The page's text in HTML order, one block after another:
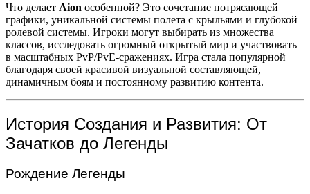
Что делает Aion особенной? Это сочетание потрясающей
графики, уникальной системы полета с крыльями и глубокой
ролевой системы. Игроки могут выбирать из множества
классов, исследовать огромный открытый мир и участвовать
в масштабных PvP/PvE-сражениях. Игра стала популярной
благодаря своей красивой визуальной составляющей,
динамичным боям и постоянному развитию контента.
История Создания и Развития: От
Зачатков до Легенды
Рождение Легенды